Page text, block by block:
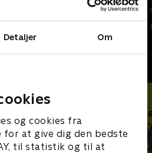
Detaljer Om
og cookies fra
at give dig den bedste
til statistik og til at
tager på magiske eventyr.